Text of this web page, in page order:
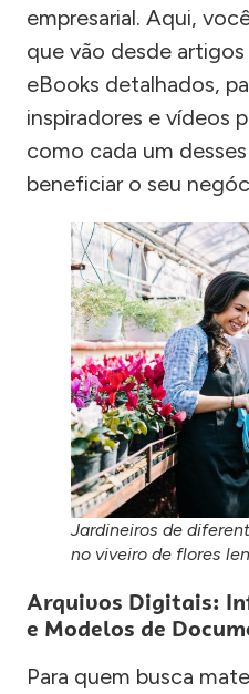
empresarial. Aqui,
que vão desde
eBooks detalhados,
inspiradores e vídeos
como cada um
beneficiar o seu
Jardineiros de
no viveiro de flores
Arquivos Digitais:
e Modelos de
Para quem busca